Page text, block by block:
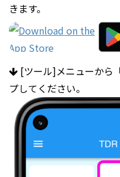
きます。
[ツール]メニューから
プしてください。